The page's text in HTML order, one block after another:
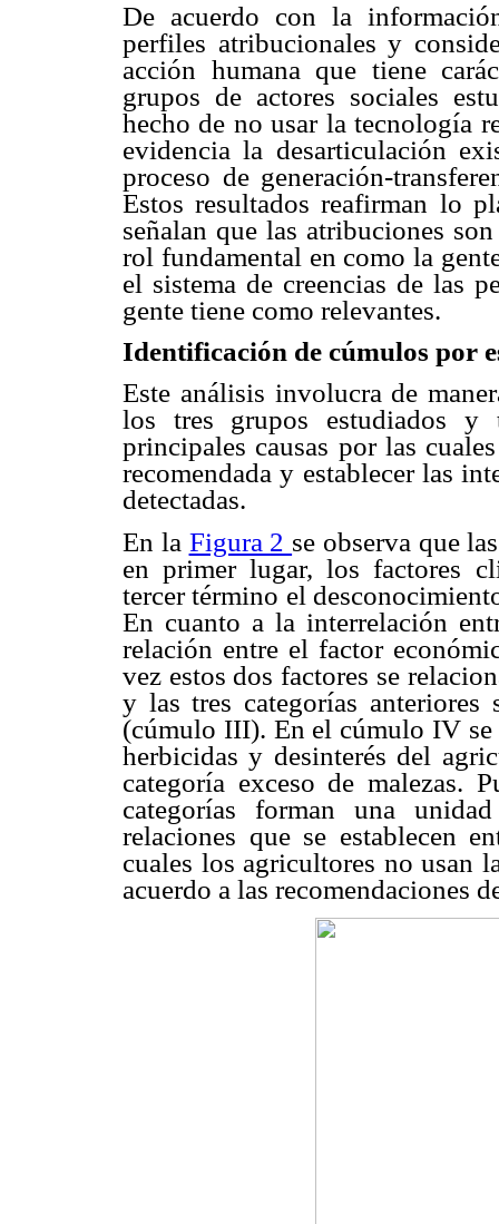
De acuerdo con la
perfiles atribucionales y
acción humana que tiene
grupos de actores sociales
hecho de no usar la tecnología
evidencia la desarticulación
proceso de generación-
Estos resultados reafirman lo
señalan que las atribuciones
rol fundamental en como la
el sistema de creencias de las
gente tiene como relevantes.
Identificación de cúmulos por
Este análisis involucra de
los tres grupos estudiados y
principales causas por las
recomendada y establecer las
detectadas.
En la Figura 2 se observa que
en primer lugar, los factores
tercer término el
En cuanto a la interrelación
relación entre el factor
vez estos dos factores se
y las tres categorías
(cúmulo III). En el cúmulo IV se
herbicidas y desinterés del
categoría exceso de malezas.
categorías forman una
relaciones que se establecen
cuales los agricultores no usan
acuerdo a las recomendaciones